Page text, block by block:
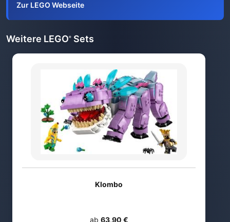
Zur LEGO Webseite
Weitere LEGO® Sets
Klombo
ab 63,90 €